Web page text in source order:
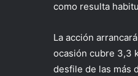
como resulta
La acción
ocasión cubre 3,3
desfile de las más